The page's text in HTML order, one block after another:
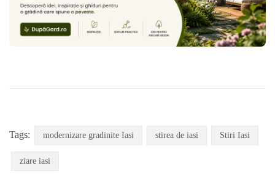
Tags: modernizare gradinite Iasi stirea de iasi Stiri Iasi
ziare iasi